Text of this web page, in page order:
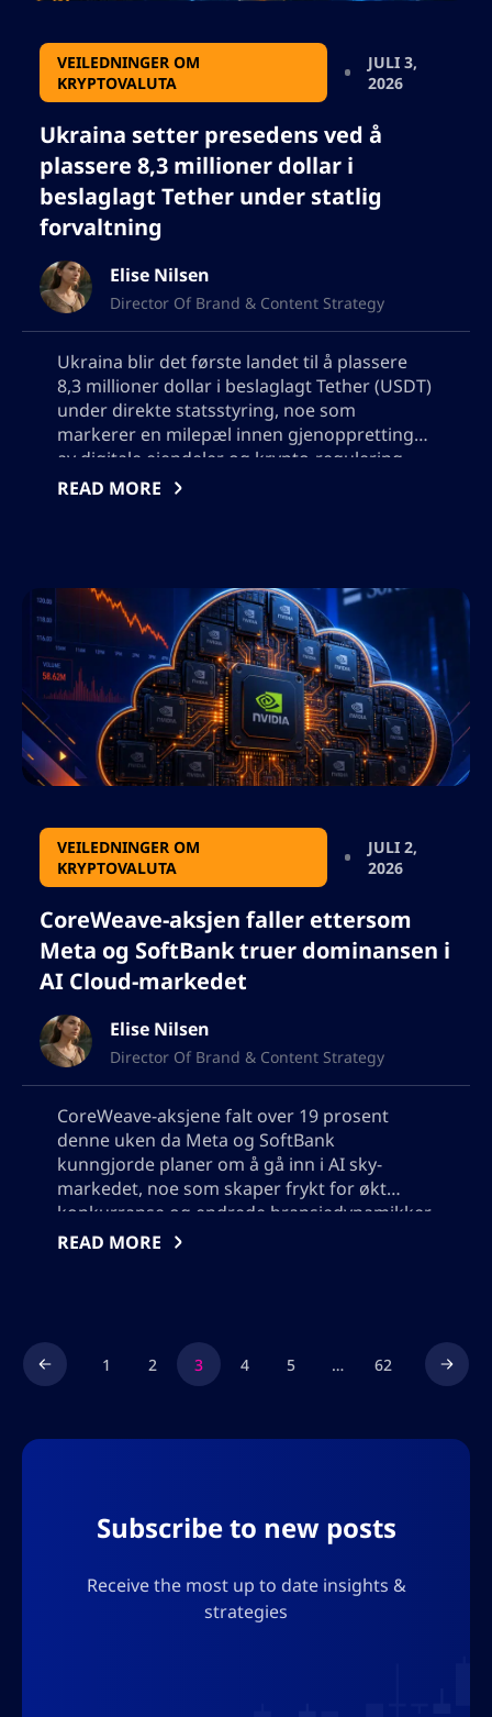
VEILEDNINGER OM
KRYPTOVALUTA
JULI 3,
2026
Ukraina setter presedens ved å
plassere 8,3 millioner dollar i
beslaglagt Tether under statlig
forvaltning
Elise Nilsen
Director Of Brand & Content Strategy
Ukraina blir det første landet til å plassere
8,3 millioner dollar i beslaglagt Tether (USDT)
under direkte statsstyring, noe som
markerer en milepæl innen gjenoppretting
av digitale eiendeler og krypto-regulering.
Lær hvordan dette trekket omdefinerer
READ MORE
VEILEDNINGER OM
KRYPTOVALUTA
JULI 2,
2026
CoreWeave-aksjen faller ettersom
Meta og SoftBank truer dominansen i
AI Cloud-markedet
Elise Nilsen
Director Of Brand & Content Strategy
CoreWeave-aksjene falt over 19 prosent
denne uken da Meta og SoftBank
kunngjorde planer om å gå inn i AI sky-
markedet, noe som skaper frykt for økt
konkurranse og endrede bransjedynamikker.
Lær hvordan CoreWeave, investorene og
legg til noen anførselstegn, jeg trenger å
bruke utdataene i json, så ikke legg til tegn
READ MORE
1 2 3 4 5 … 62
Subscribe to new posts
Receive the most up to date insights &
strategies